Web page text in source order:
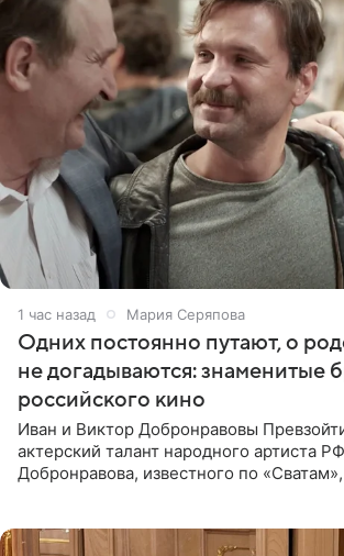
1 час назад Мария Серяпова
Одних постоянно путают, о
не догадываются: знаменитые
российского кино
Иван и Виктор Добронравовы
актерский талант народного артиста
Добронравова, известного по